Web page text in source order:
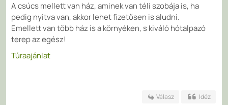
A csúcs mellett van ház, aminek van téli szobája is, ha
pedig nyitva van, akkor lehet fizetősen is aludni.
Emellett van több ház is a környéken, s kiváló hótalpazó
terep az egész!
Túraajánlat
Válasz Idéz